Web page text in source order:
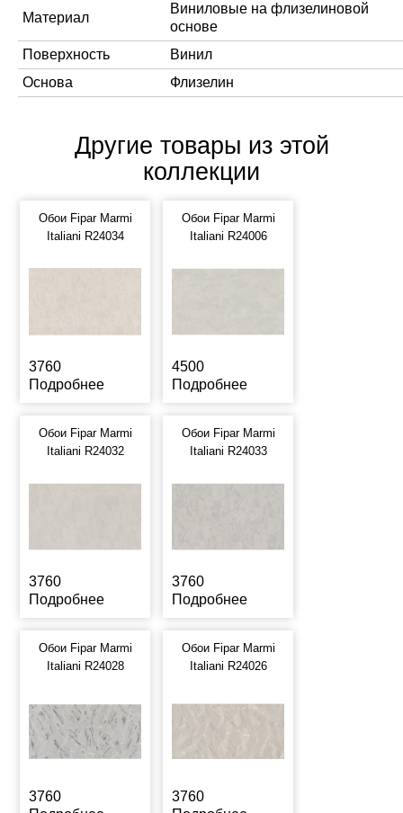
Материал
Виниловые на флизелиновой
основе
Поверхность
Винил
Основа
Флизелин
Другие товары из этой
коллекции
Обои Fipar Marmi
Italiani R24034
3760
Подробнее
Обои Fipar Marmi
Italiani R24006
4500
Подробнее
Обои Fipar Marmi
Italiani R24032
3760
Подробнее
Обои Fipar Marmi
Italiani R24033
3760
Подробнее
Обои Fipar Marmi
Italiani R24028
3760
Обои Fipar Marmi
Italiani R24026
3760